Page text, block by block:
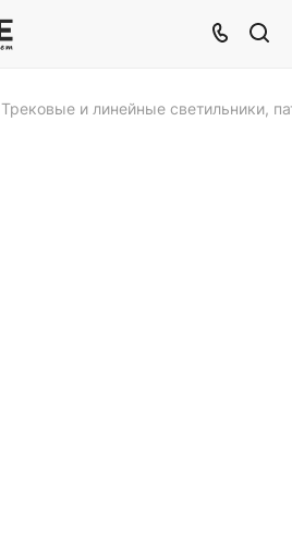
Трековые и линейные светильники,